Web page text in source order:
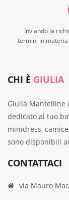
Inviando la
termini in
CHI È GIULIA
Giulia Mantelline
dedicato al tuo
minidress,
sono disponibili
CONTATTACI
via Mauro